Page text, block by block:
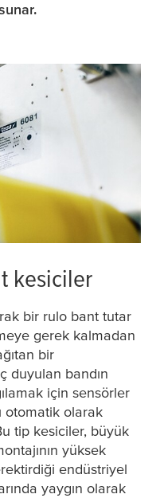
kesiciler
bir rulo bant tutar
gerek kalmadan
bir
duyulan bandın
için sensörler
otomatik olarak
tip kesiciler, büyük
yüksek
endüstriyel
yaygın olarak